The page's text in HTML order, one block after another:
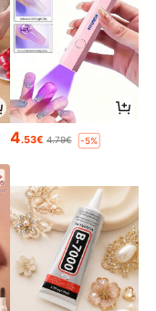
4.53€ 4.79€ -5%